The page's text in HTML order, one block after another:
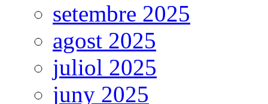
setembre 2025
agost 2025
juliol 2025
juny 2025